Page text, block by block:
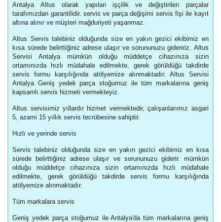
Antalya Altus olarak yapılan işçilik ve değiştirilen parçalar
tarafımızdan garantilidir. servis ve parça değişimi servis fişi ile kayıt
altına alınır ve müşteri mağduriyeti yaşanmaz.
Altus Servis talebiniz olduğunda size en yakın gezici ekibimiz en
kısa sürede belirttiğiniz adrese ulaşır ve sorununuzu gideririz. Altus
Servisi Antalya mümkün olduğu müddetçe cihazınıza sizin
ortamınızda hızlı müdahale edilmekte, gerek görüldüğü takdirde
servis formu karşılığında atölyemize alınmaktadır. Altus Servisi
Antalya Geniş yedek parça stoğumuz ile tüm markalarına geniş
kapsamlı servis hizmeti vermekteyiz.
Altus servisimiz yıllardır hizmet vermektedir, çalışanlarımız asgari
5, azami 15 yıllık servis tecrübesine sahiptir.
Hızlı ve yerinde servis
Servis talebiniz olduğunda size en yakın gezici ekibimiz en kısa
sürede belirttiğiniz adrese ulaşır ve sorununuzu giderir. mümkün
olduğu müddetçe cihazınıza sizin ortamınızda hızlı müdahale
edilmekte, gerek görüldüğü takdirde servis formu karşılığında
atölyemize alınmaktadır.
Tüm markalara servis
Geniş yedek parça stoğumuz ile Antalya'da tüm markalarına geniş